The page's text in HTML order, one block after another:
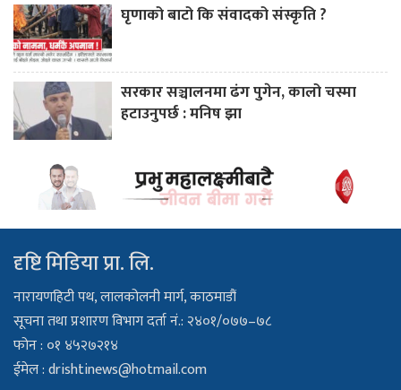
घृणाको बाटो कि संवादको संस्कृति ?
सरकार सञ्चालनमा ढंग पुगेन, कालो चस्मा
हटाउनुपर्छ : मनिष झा
दृष्टि मिडिया प्रा. लि.
नारायणहिटी पथ, लालकोलनी मार्ग, काठमाडौं
सूचना तथा प्रशारण विभाग दर्ता नं.: २४०१/०७७–७८
फोन : ०१ ४५२७२१४
ईमेल :drishtinews@hotmail.com